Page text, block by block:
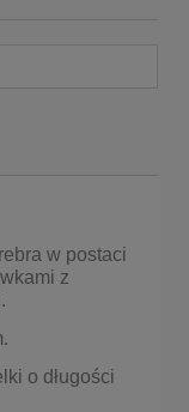
w postaci
z
o długości